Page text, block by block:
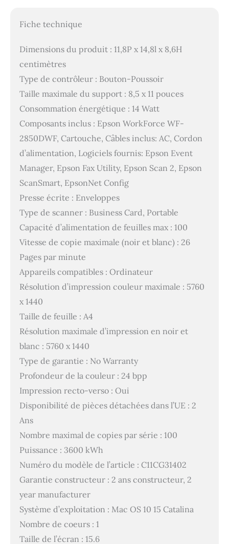
Fiche technique
Dimensions du produit : 11,8P x 14,8l x 8,6H
centimètres
Type de contrôleur : Bouton-Poussoir
Taille maximale du support : 8,5 x 11 pouces
Consommation énergétique : 14 Watt
Composants inclus : Epson WorkForce WF-
2850DWF, Cartouche, Câbles inclus: AC, Cordon
d’alimentation, Logiciels fournis: Epson Event
Manager, Epson Fax Utility, Epson Scan 2, Epson
ScanSmart, EpsonNet Config
Presse écrite : Enveloppes
Type de scanner : Business Card, Portable
Capacité d’alimentation de feuilles max : 100
Vitesse de copie maximale (noir et blanc) : 26
Pages par minute
Appareils compatibles : Ordinateur
Résolution d’impression couleur maximale : 5760
x 1440
Taille de feuille : A4
Résolution maximale d’impression en noir et
blanc : 5760 x 1440
Type de garantie : No Warranty
Profondeur de la couleur : 24 bpp
Impression recto-verso : Oui
Disponibilité de pièces détachées dans l’UE : 2
Ans
Nombre maximal de copies par série : 100
Puissance : 3600 kWh
Numéro du modèle de l’article : C11CG31402
Garantie constructeur : 2 ans constructeur, 2
year manufacturer
Système d’exploitation : Mac OS 10 15 Catalina
Nombre de coeurs : 1
Taille de l’écran : 15.6